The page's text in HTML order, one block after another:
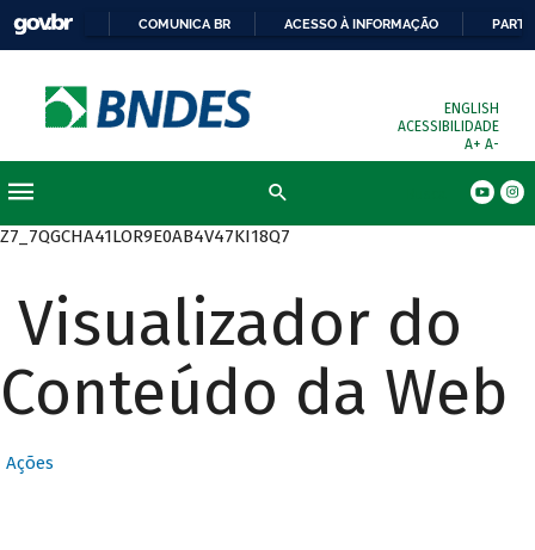
COMUNICA BR ACESSO À INFORMAÇÃO
ENGLISH
ACESSIBILIDADE
A+ A-
Z7_7QGCHA41LOR9E0AB4V47KI18Q7
Visualizador do
Conteúdo da Web
Ações